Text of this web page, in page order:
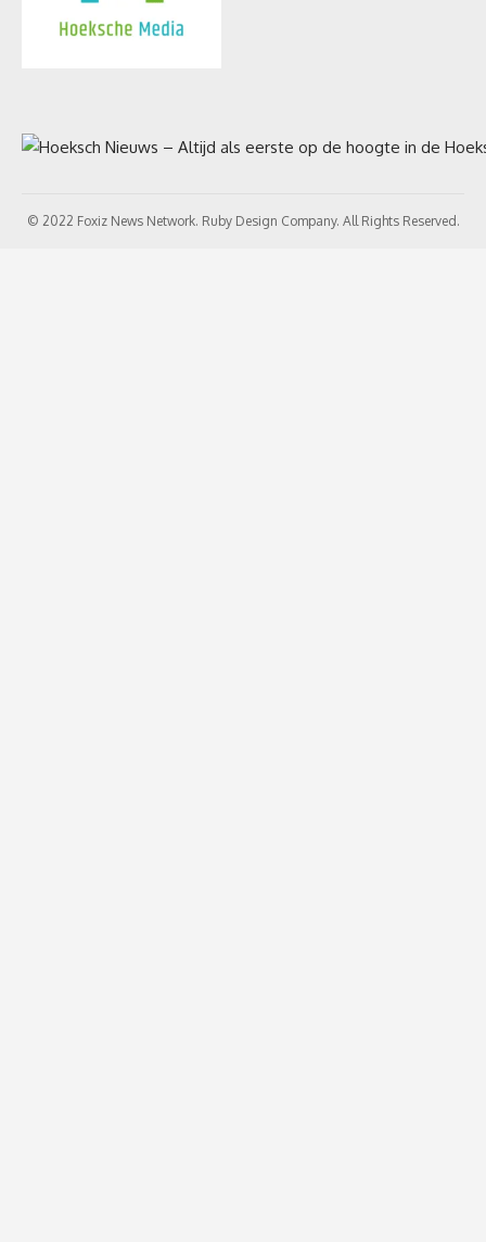
© 2022 Foxiz News Network. Ruby Design Company. All Rights Reserved.